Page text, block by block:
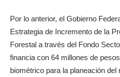
Por lo anterior, el Gobierno
Estrategia de Incremento de la
Forestal a través del Fondo
financia con 64 millones de
biométrico para la planeación